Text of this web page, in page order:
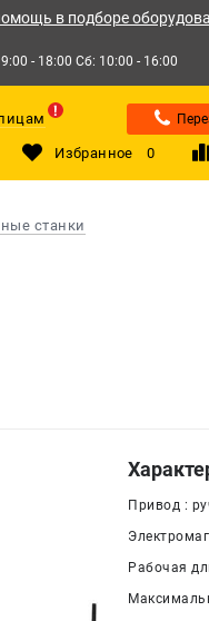
в подборе
- 18:00 Сб: 10:00 - 16:00
Избранное 0
станки
Привод :
Рабочая